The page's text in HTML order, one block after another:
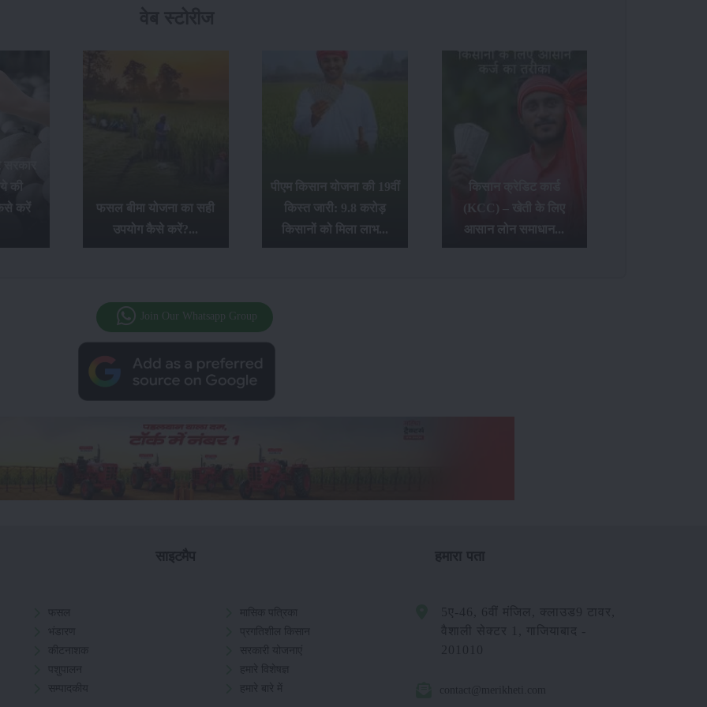
की
करें
फसल बीमा योजना का सही
उपयोग कैसे करें?...
पीएम किसान योजना की 19वीं
किस्त जारी: 9.8 करोड़
किसानों को मिला लाभ...
किसान क्रेडिट कार्ड
(KCC) – खेती के लिए
आसान लोन समाधान...
Join Our Whatsapp Group